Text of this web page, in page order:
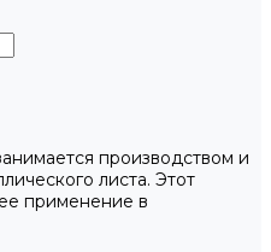
производством и
листа. Этот
применение в